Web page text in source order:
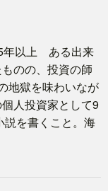
年以上 ある出来
のの、投資の師
地獄を味わいなが
人投資家として9
説を書くこと。海